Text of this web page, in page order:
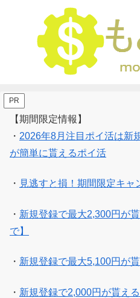
PR
【期間限定情報】
・ 2026年8月注目ポイ活は新
が簡単に貰えるポイ活
・ 見逃すと損！期間限定キャ
・ 新規登録で最大2,300円が
で】
・ 新規登録で最大5,100円が
・ 新規登録で2,000円が貰え